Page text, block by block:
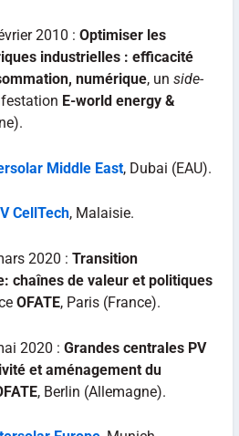
2010 : Optimiser les
industrielles : efficacité
numérique, un side-
E-world energy &
Middle East, Dubai (EAU).
CellTech, Malaisie.
2020 : Transition
chaînes de valeur et politiques
OFATE, Paris (France).
2020 : Grandes centrales PV
et aménagement du
, Berlin (Allemagne).